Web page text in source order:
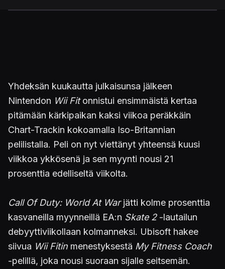
Yhdeksän kuukautta julkaisunsa jälkeen
Nintendon Wii Fitonnistui ensimmäistä kertaa
pitämään kärkipaikan kaksi viikoa peräkkäin
Chart-Trackin kokoamalla Iso-Britannian
pelilistalla. Peli on nyt viettänyt yhteensä kuusi
viikkoa ykkösenä ja sen myynti nousi 21
prosenttia edelliseltä viikolta.
Call Of Duty: World At Warjätti kolme prosenttia
kasvaneilla myynneillä EA:n Skate 2-lautailun
debyyttiviikollaan kolmanneksi. Ubisoft hakee
siivua Wii Fitin menestyksestä My Fitness Coach
-pelillä, joka nousi suoraan sijalle seitsemän.